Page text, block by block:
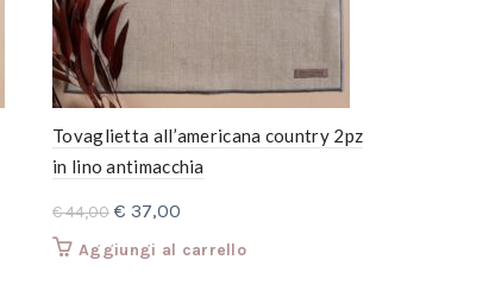
Tovaglietta all’americana country 2pz
in lino antimacchia
€44,00 Il
prezzo
€ 37,00
prezzo
Aggiungi al carrello